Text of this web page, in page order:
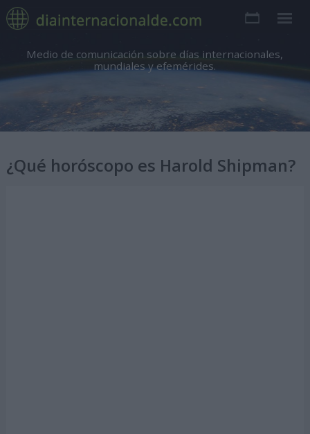
Medio de comunicación sobre días internacionales,
mundiales y efemérides.
¿Qué horóscopo es Harold Shipman?